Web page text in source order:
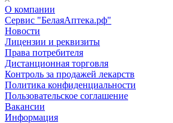
О компании
Сервис "БелаяАптека.рф"
Новости
Лицензии и реквизиты
Права потребителя
Дистанционная торговля
Контроль за продажей лекарств
Политика конфиденциальности
Пользовательское соглашение
Вакансии
Информация